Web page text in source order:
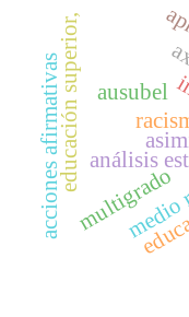
análisis
educación superior,
acciones afirmativas ausubel
multigrado